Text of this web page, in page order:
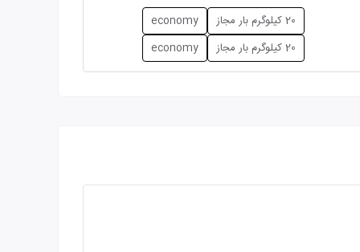
20 کیلوگرم بار مجاز economy
20 کیلوگرم بار مجاز economy